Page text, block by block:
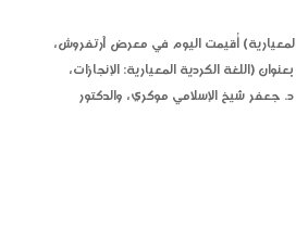
أُقيمت اليوم في معرض آرتفروش،
(اللغة الكردية المعيارية: الإنجازات،
جعفر شيخ الإسلامي موكري، والدكتور